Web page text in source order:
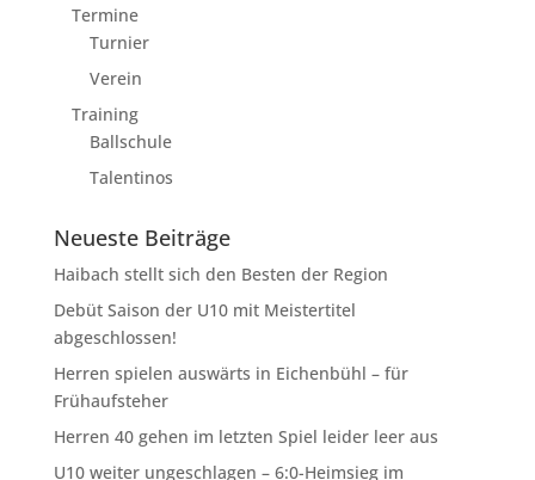
Termine
Turnier
Verein
Training
Ballschule
Talentinos
Neueste Beiträge
Haibach stellt sich den Besten der Region
Debüt Saison der U10 mit Meistertitel
abgeschlossen!
Herren spielen auswärts in Eichenbühl – für
Frühaufsteher
Herren 40 gehen im letzten Spiel leider leer aus
U10 weiter ungeschlagen – 6:0-Heimsieg im